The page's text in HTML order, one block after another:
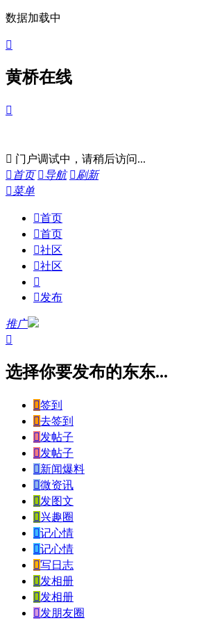
数据加载中

黄桥在线

 门户调试中，请稍后访问...
 首页 导航 刷新
菜单
首页
首页
社区
社区

发布
推广

选择你要发布的东东...
签到
去签到
发帖子
发帖子
新闻爆料
微资讯
发图文
兴趣圈
记心情
记心情
写日志
发相册
发相册
发朋友圈